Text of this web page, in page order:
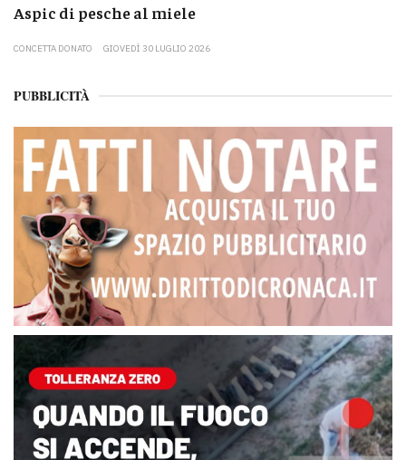
Aspic di pesche al miele
CONCETTA DONATO GIOVEDÌ 30 LUGLIO 2026
PUBBLICITÀ